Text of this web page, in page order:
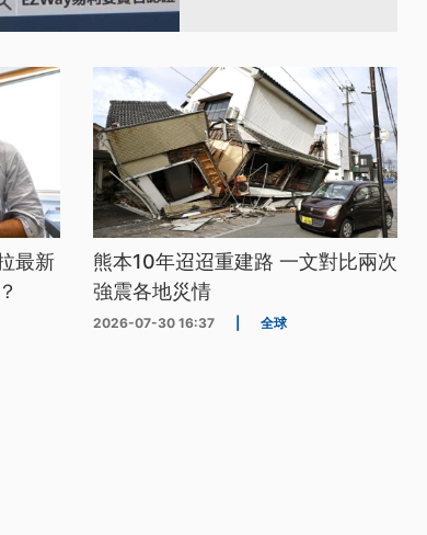
最新
熊本10年迢迢重建路 一文對比兩次
強震各地災情
2026-07-30 16:37 全球